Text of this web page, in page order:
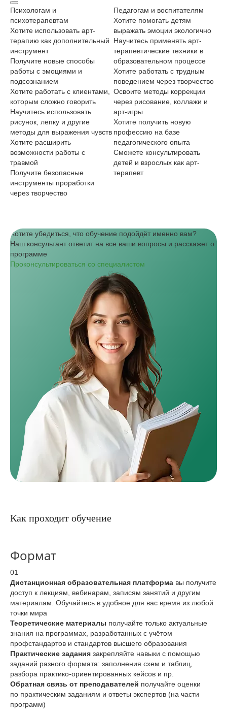
Психологам и
психотерапевтам
Хотите использовать арт-
терапию как дополнительный
инструмент
Получите новые способы
работы с эмоциями и
подсознанием
Хотите работать с клиентами,
которым сложно говорить
Научитесь использовать
рисунок, лепку и другие
методы для выражения чувств
Хотите расширить
возможности работы с
травмой
Получите безопасные
инструменты проработки
через творчество
Педагогам и воспитателям
Хотите помогать детям
выражать эмоции экологично
Научитесь применять арт-
терапевтические техники в
образовательном процессе
Хотите работать с трудным
поведением через творчество
Освоите методы коррекции
через рисование, коллажи и
арт-игры
Хотите получить новую
профессию на базе
педагогического опыта
Сможете консультировать
детей и взрослых как арт-
терапевт
Хотите убедиться, что обучение подойдёт именно вам?
Наш консультант ответит на все ваши вопросы и расскажет о
программе
Проконсультироваться со специалистом
Как проходит обучение
Формат
01
Дистанционная образовательная платформа вы получите
доступ к лекциям, вебинарам, записям занятий и другим
материалам. Обучайтесь в удобное для вас время из любой
точки мира
Теоретические материалы получайте только актуальные
знания на программах, разработанных с учётом
профстандартов и стандартов высшего образования
Практические задания закрепляйте навыки с помощью
заданий разного формата: заполнения схем и таблиц,
разбора практико-ориентированных кейсов и пр.
Обратная связь от преподавателей получайте оценки
по практическим заданиям и ответы экспертов (на части
программ)